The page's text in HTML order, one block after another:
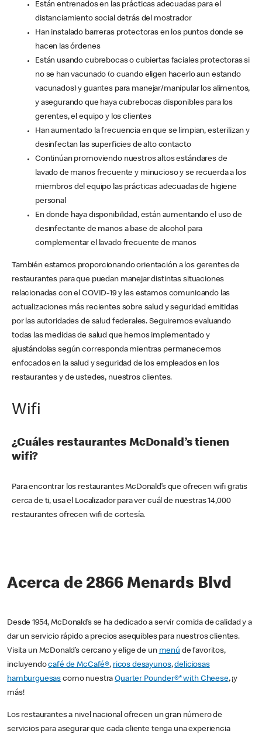
Están entrenados en las prácticas adecuadas para el
distanciamiento social detrás del mostrador
Han instalado barreras protectoras en los puntos donde se
hacen las órdenes
Están usando cubrebocas o cubiertas faciales protectoras si
no se han vacunado (o cuando eligen hacerlo aun estando
vacunados) y guantes para manejar/manipular los alimentos,
y asegurando que haya cubrebocas disponibles para los
gerentes, el equipo y los clientes
Han aumentado la frecuencia en que se limpian, esterilizan y
desinfectan las superficies de alto contacto
Continúan promoviendo nuestros altos estándares de
lavado de manos frecuente y minucioso y se recuerda a los
miembros del equipo las prácticas adecuadas de higiene
personal
En donde haya disponibilidad, están aumentando el uso de
desinfectante de manos a base de alcohol para
complementar el lavado frecuente de manos
También estamos proporcionando orientación a los gerentes de
restaurantes para que puedan manejar distintas situaciones
relacionadas con el COVID-19 y les estamos comunicando las
actualizaciones más recientes sobre salud y seguridad emitidas
por las autoridades de salud federales. Seguiremos evaluando
todas las medidas de salud que hemos implementado y
ajustándolas según corresponda mientras permanecemos
enfocados en la salud y seguridad de los empleados en los
restaurantes y de ustedes, nuestros clientes.
Wifi
¿Cuáles restaurantes McDonald’s tienen
wifi?
Para encontrar los restaurantes McDonald’s que ofrecen wifi gratis
cerca de ti, usa el Localizador para ver cuál de nuestras 14,000
restaurantes ofrecen wifi de cortesía.
Acerca de 2866 Menards Blvd
Desde 1954, McDonald’s se ha dedicado a servir comida de calidad y a
dar un servicio rápido a precios asequibles para nuestros clientes.
Visita un McDonald’s cercano y elige de un menú de favoritos,
incluyendocafé de McCafé®, ricos desayunos,deliciosas
hamburguesas como nuestraQuarter Pounder®* with Cheese, ¡y
más!
Los restaurantes a nivel nacional ofrecen un gran número de
servicios para asegurar que cada cliente tenga una experiencia